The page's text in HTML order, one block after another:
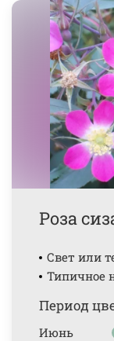
Роза
Свет или
Типичное
Период
Июнь